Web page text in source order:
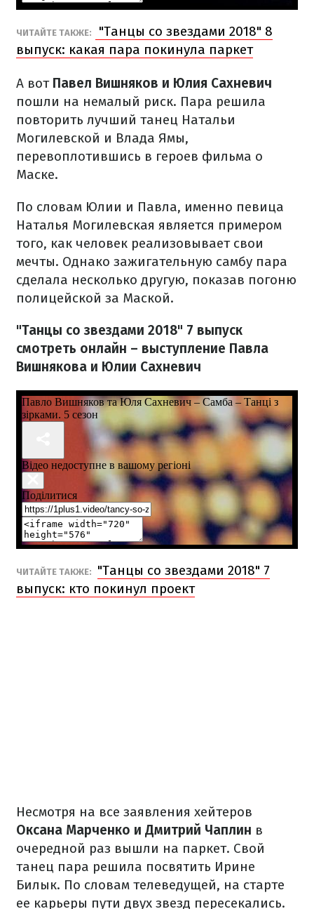
ЧИТАЙТЕ ТАКЖЕ:
"Танцы со звездами 2018" 8
выпуск: какая пара покинула паркет
А вот Павел Вишняков и Юлия Сахневич
пошли на немалый риск. Пара решила
повторить лучший танец Натальи
Могилевской и Влада Ямы,
перевоплотившись в героев фильма о
Маске.
По словам Юлии и Павла, именно певица
Наталья Могилевская является примером
того, как человек реализовывает свои
мечты. Однако зажигательную самбу пара
сделала несколько другую, показав погоню
полицейской за Маской.
"Танцы со звездами 2018" 7 выпуск
смотреть онлайн – выступление Павла
Вишнякова и Юлии Сахневич
ЧИТАЙТЕ ТАКЖЕ:
"Танцы со звездами 2018" 7
выпуск: кто покинул проект
Несмотря на все заявления хейтеров
Оксана Марченко и Дмитрий Чаплин в
очередной раз вышли на паркет. Свой
танец пара решила посвятить Ирине
Билык. По словам телеведущей, на старте
ее карьеры пути двух звезд пересекались.